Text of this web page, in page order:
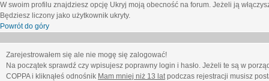
W swoim profilu znajdziesz opcję Ukryj moją obecność na forum. Jeżeli ją
Będziesz liczony jako użytkownik ukryty.
Powrót do góry
Zarejestrowałem się ale nie mogę się zalogować!
Na początek sprawdź czy wpisujesz poprawny login i hasło. Jeżeli te są w
COPPA i kliknąłeś odnośnik Mam mniej niż 13 latpodczas rejestracji musisz